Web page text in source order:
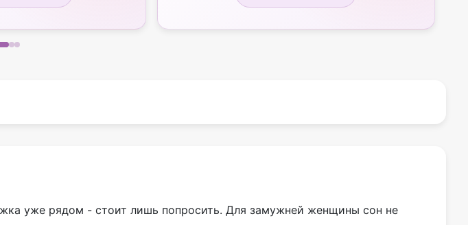
уже рядом - стоит лишь попросить. Для замужней женщины сон не